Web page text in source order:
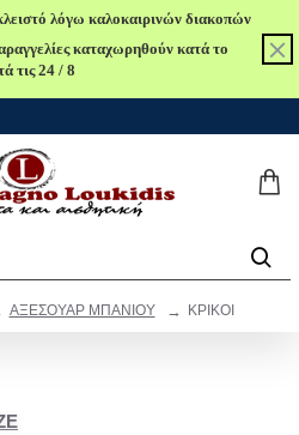
λόγω καλοκαιρινών διακοπών
καταχωρηθούν κατά το
τις 24 / 8
ΑΞΕΣΟΥΑΡ ΜΠΑΝΙΟΥ ΚΡΙΚΟΙ